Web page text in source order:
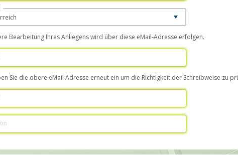
Bearbeitung Ihres Anliegens wird über diese eMail-Adresse erfolgen.
Sie die obere eMail Adresse erneut ein um die Richtigkeit der Schreibweise zu